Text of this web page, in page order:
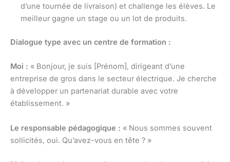
d’une tournée de livraison) et challenge les élèves. Le
meilleur gagne un stage ou un lot de produits.
Dialogue type avec un centre de formation :
Moi : « Bonjour, je suis [Prénom], dirigeant d’une
entreprise de gros dans le secteur électrique. Je cherche
à développer un partenariat durable avec votre
établissement. »
Le responsable pédagogique : « Nous sommes souvent
sollicités, oui. Qu’avez-vous en tête ? »